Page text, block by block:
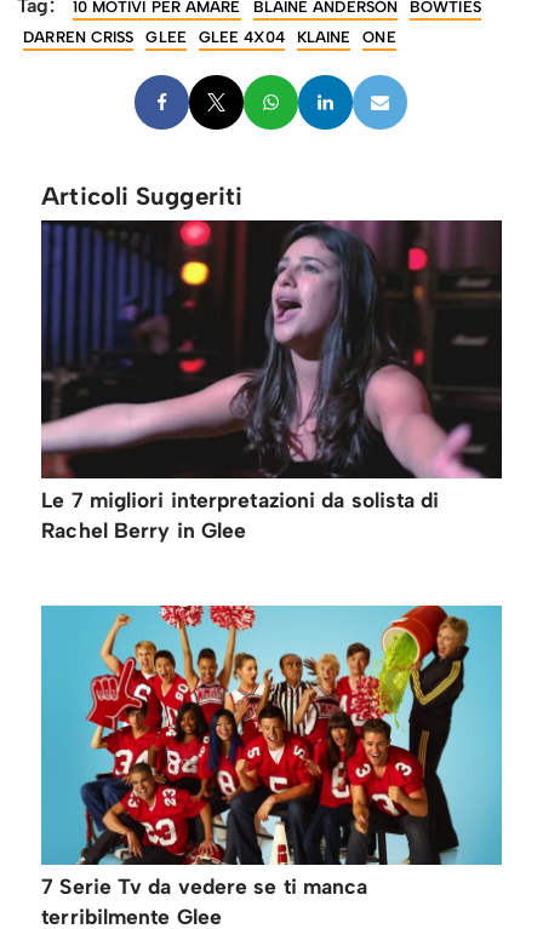
Tag: 10 MOTIVI PER AMARE BLAINE ANDERSON
BOWTIES
DARREN CRISS
GLEE GLEE 4X04 KLAINE ONE
Articoli Suggeriti
Le 7 migliori interpretazioni da solista di
Rachel Berry in Glee
7 Serie Tv da vedere se ti manca
terribilmente Glee